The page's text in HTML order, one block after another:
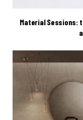
Material Sessions: